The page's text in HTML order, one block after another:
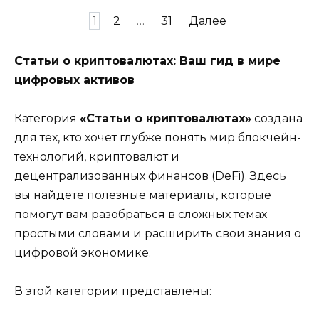
1 2 … 31 Далее
Статьи о криптовалютах: Ваш гид в мире
цифровых активов
Категория «Статьи о криптовалютах» создана
для тех, кто хочет глубже понять мир блокчейн-
технологий, криптовалют и
децентрализованных финансов (DeFi). Здесь
вы найдете полезные материалы, которые
помогут вам разобраться в сложных темах
простыми словами и расширить свои знания о
цифровой экономике.
В этой категории представлены: